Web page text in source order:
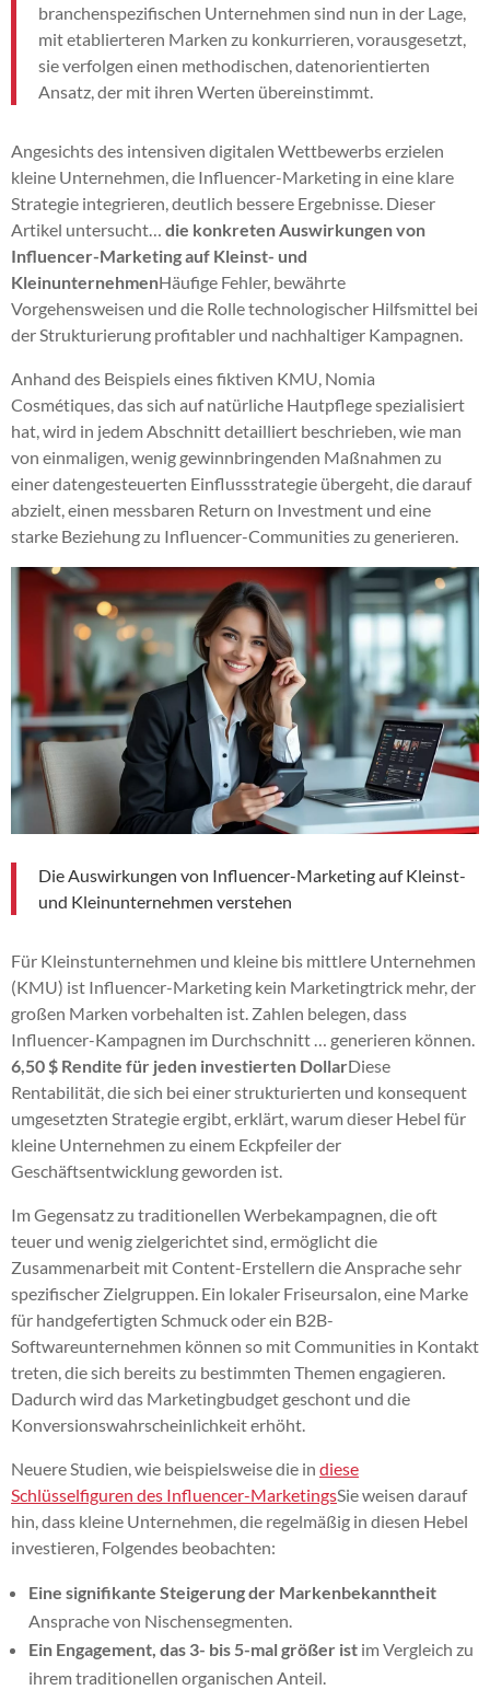
branchenspezifischen Unternehmen sind nun in der Lage,
mit etablierteren Marken zu konkurrieren, vorausgesetzt,
sie verfolgen einen methodischen, datenorientierten
Ansatz, der mit ihren Werten übereinstimmt.
Angesichts des intensiven digitalen Wettbewerbs erzielen
kleine Unternehmen, die Influencer-Marketing in eine klare
Strategie integrieren, deutlich bessere Ergebnisse. Dieser
Artikel untersucht… die konkreten Auswirkungen von
Influencer-Marketing auf Kleinst- und
KleinunternehmenHäufige Fehler, bewährte
Vorgehensweisen und die Rolle technologischer Hilfsmittel bei
der Strukturierung profitabler und nachhaltiger Kampagnen.
Anhand des Beispiels eines fiktiven KMU, Nomia
Cosmétiques, das sich auf natürliche Hautpflege spezialisiert
hat, wird in jedem Abschnitt detailliert beschrieben, wie man
von einmaligen, wenig gewinnbringenden Maßnahmen zu
einer datengesteuerten Einflussstrategie übergeht, die darauf
abzielt, einen messbaren Return on Investment und eine
starke Beziehung zu Influencer-Communities zu generieren.
Die Auswirkungen von Influencer-Marketing auf Kleinst-
und Kleinunternehmen verstehen
Für Kleinstunternehmen und kleine bis mittlere Unternehmen
(KMU) ist Influencer-Marketing kein Marketingtrick mehr, der
großen Marken vorbehalten ist. Zahlen belegen, dass
Influencer-Kampagnen im Durchschnitt … generieren können.
6,50 $ Rendite für jeden investierten DollarDiese
Rentabilität, die sich bei einer strukturierten und konsequent
umgesetzten Strategie ergibt, erklärt, warum dieser Hebel für
kleine Unternehmen zu einem Eckpfeiler der
Geschäftsentwicklung geworden ist.
Im Gegensatz zu traditionellen Werbekampagnen, die oft
teuer und wenig zielgerichtet sind, ermöglicht die
Zusammenarbeit mit Content-Erstellern die Ansprache sehr
spezifischer Zielgruppen. Ein lokaler Friseursalon, eine Marke
für handgefertigten Schmuck oder ein B2B-
Softwareunternehmen können so mit Communities in Kontakt
treten, die sich bereits zu bestimmten Themen engagieren.
Dadurch wird das Marketingbudget geschont und die
Konversionswahrscheinlichkeit erhöht.
Neuere Studien, wie beispielsweise die in diese
Schlüsselfiguren des Influencer-MarketingsSie weisen darauf
hin, dass kleine Unternehmen, die regelmäßig in diesen Hebel
investieren, Folgendes beobachten:
Eine signifikante Steigerung der Markenbekanntheit
Ansprache von Nischensegmenten.
Ein Engagement, das 3- bis 5-mal größer ist im Vergleich zu
ihrem traditionellen organischen Anteil.